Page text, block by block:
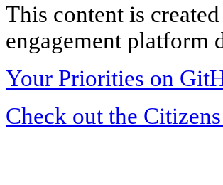
This content is
engagement platform
Your Priorities on
Check out the